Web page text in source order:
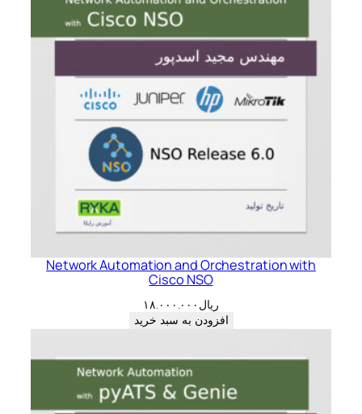
Network Automation and Orchestration with
Cisco NSO
ریال ۱۸.۰۰۰.۰۰۰
افزودن به سبد خرید